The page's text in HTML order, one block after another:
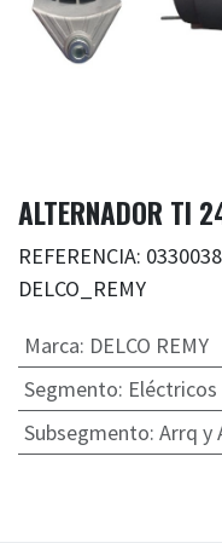
ALTERNADOR TI
REFERENCIA:
DELCO_REMY
Marca: DELCO REMY
Segmento: Eléctricos
Subsegmento: Arrq y